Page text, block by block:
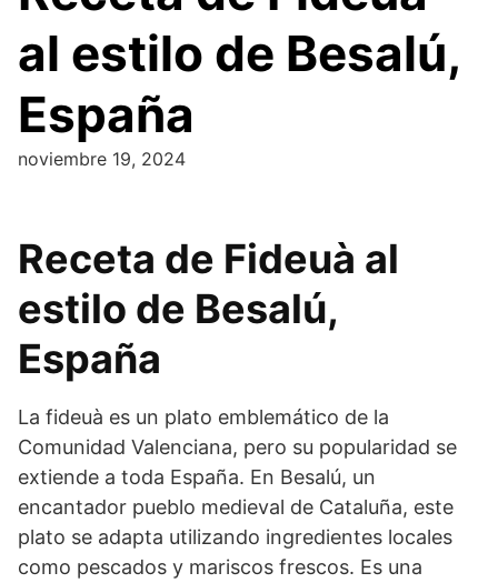
al estilo de Besalú,
España
noviembre 19, 2024
Receta de Fideuà al
estilo de Besalú,
España
La fideuà es un plato emblemático de la
Comunidad Valenciana, pero su popularidad se
extiende a toda España. En Besalú, un
encantador pueblo medieval de Cataluña, este
plato se adapta utilizando ingredientes locales
como pescados y mariscos frescos. Es una